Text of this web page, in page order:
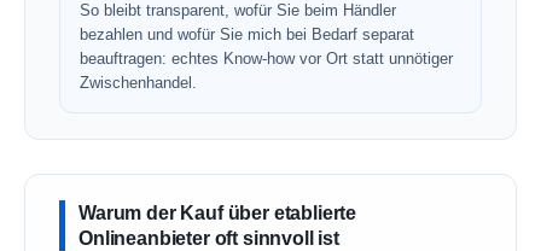
So bleibt transparent, wofür Sie beim Händler
bezahlen und wofür Sie mich bei Bedarf separat
beauftragen: echtes Know-how vor Ort statt unnötiger
Zwischenhandel.
Warum der Kauf über etablierte
Onlineanbieter oft sinnvoll ist